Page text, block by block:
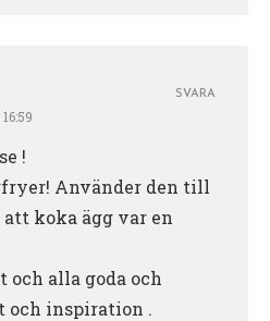
!
Använder den till
koka ägg var en
och alla goda och
och inspiration .
SVARA